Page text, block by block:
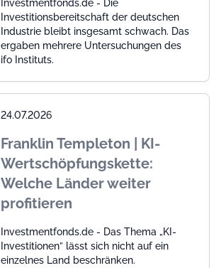
Investmentfonds.de - Die
Investitionsbereitschaft der deutschen
Industrie bleibt insgesamt schwach. Das
ergaben mehrere Untersuchungen des
ifo Instituts.
24.07.2026
Franklin Templeton | KI-
Wertschöpfungskette:
Welche Länder weiter
profitieren
Investmentfonds.de - Das Thema „KI-
Investitionen” lässt sich nicht auf ein
einzelnes Land beschränken.